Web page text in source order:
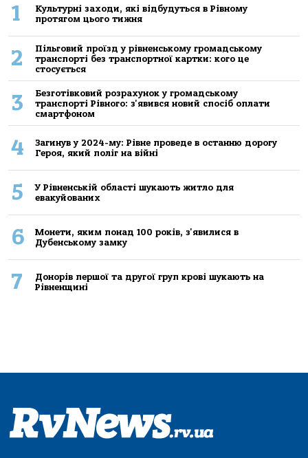
1
Культурні заходи, які відбудуться в Рівному
протягом цього тижня
2
Пільговий проїзд у рівненському громадському
транспорті без транспортної картки: кого це
стосується
3
Безготівковий розрахунок у громадському
транспорті Рівного: з'явився новий спосіб оплати
смартфоном
4
Загинув у 2024-му: Рівне проведе в останню дорогу
Героя, який поліг на війні
5
У Рівненській області шукають житло для
евакуйованих
6
Монети, яким понад 100 років, з'явилися в
Дубенському замку
7
Донорів першої та другої груп крові шукають на
Рівненщині